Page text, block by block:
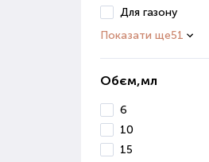
Для газону
Показати ще51
Обєм,мл
6
10
15